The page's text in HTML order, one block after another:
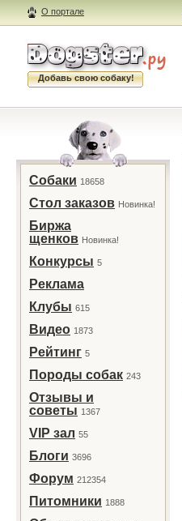
О портале
Добавь свою собаку!
Собаки 18658
Стол заказов Новинка!
Биржа
щенков Новинка!
Конкурсы 5
Реклама
Клубы 615
Видео 1873
Рейтинг 5
Породы собак 243
Отзывы и
советы 1367
VIP зал 55
Блоги 3696
Форум 212354
Питомники 1888